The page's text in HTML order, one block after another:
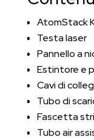
AtomStack
Testa laser
Pannello a
Estintore e
Cavi di
Tubo di
Fascetta
Tubo air